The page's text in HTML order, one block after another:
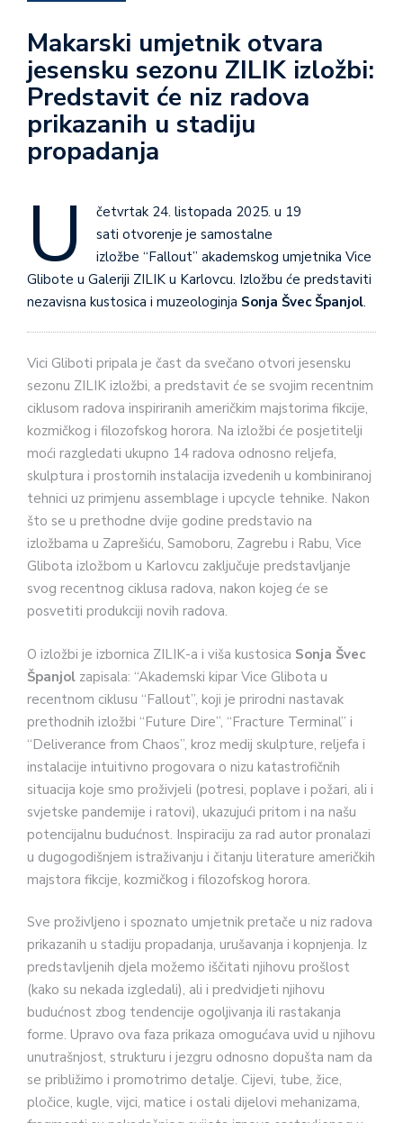
Makarski umjetnik otvara
jesensku sezonu ZILIK izložbi:
Predstavit će niz radova
prikazanih u stadiju
propadanja
U
četvrtak 24. listopada 2025. u 19
sati otvorenje je samostalne
izložbe “Fallout” akademskog umjetnika Vice
Glibote u Galeriji ZILIK u Karlovcu. Izložbu će predstaviti
nezavisna kustosica i muzeologinja Sonja Švec Španjol.
Vici Gliboti pripala je čast da svečano otvori jesensku
sezonu ZILIK izložbi, a predstavit će se svojim recentnim
ciklusom radova inspiriranih američkim majstorima fikcije,
kozmičkog i filozofskog horora. Na izložbi će posjetitelji
moći razgledati ukupno 14 radova odnosno reljefa,
skulptura i prostornih instalacija izvedenih u kombiniranoj
tehnici uz primjenu assemblage i upcycle tehnike. Nakon
što se u prethodne dvije godine predstavio na
izložbama u Zaprešiću, Samoboru, Zagrebu i Rabu, Vice
Glibota izložbom u Karlovcu zaključuje predstavljanje
svog recentnog ciklusa radova, nakon kojeg će se
posvetiti produkciji novih radova.
O izložbi je izbornica ZILIK-a i viša kustosica Sonja Švec
Španjol zapisala: “Akademski kipar Vice Glibota u
recentnom ciklusu “Fallout”, koji je prirodni nastavak
prethodnih izložbi “Future Dire”, “Fracture Terminal” i
“Deliverance from Chaos”, kroz medij skulpture, reljefa i
instalacije intuitivno progovara o nizu katastrofičnih
situacija koje smo proživjeli (potresi, poplave i požari, ali i
svjetske pandemije i ratovi), ukazujući pritom i na našu
potencijalnu budućnost. Inspiraciju za rad autor pronalazi
u dugogodišnjem istraživanju i čitanju literature američkih
majstora fikcije, kozmičkog i filozofskog horora.
Sve proživljeno i spoznato umjetnik pretače u niz radova
prikazanih u stadiju propadanja, urušavanja i kopnjenja. Iz
predstavljenih djela možemo iščitati njihovu prošlost
(kako su nekada izgledali), ali i predvidjeti njihovu
budućnost zbog tendencije ogoljivanja ili rastakanja
forme. Upravo ova faza prikaza omogućava uvid u njihovu
unutrašnjost, strukturu i jezgru odnosno dopušta nam da
se približimo i promotrimo detalje. Cijevi, tube, žice,
pločice, kugle, vijci, matice i ostali dijelovi mehanizama,